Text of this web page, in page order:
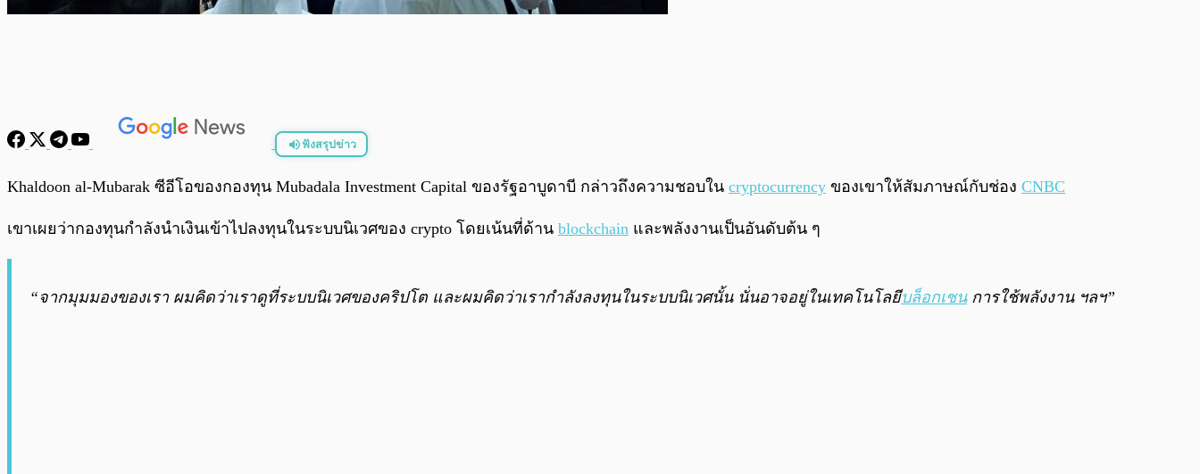
ฟังสรุปข่าว
พร้อมเล่น
Khaldoon al-Mubarak ซีอีโอของกองทุน Mubadala Investment Capital ของรัฐอาบูดาบี กล่าวถึงความชอบใน cryptocurrency ของเขาให้สัมภาษณ์กับช่อง CNBC
เขาเผยว่ากองทุนกำลังนำเงินเข้าไปลงทุนในระบบนิเวศของ crypto โดยเน้นที่ด้าน blockchain และพลังงานเป็นอันดับต้น ๆ
“จากมุมมองของเรา ผมคิดว่าเราดูที่ระบบนิเวศของคริปโต และผมคิดว่าเรากำลังลงทุนในระบบนิเวศนั้น นั่นอาจอยู่ในเทคโนโลยีบล็อกเชนการใช้พลังงาน ฯลฯ”